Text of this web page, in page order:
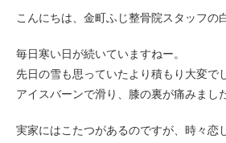
こんにちは、金町ふじ整骨院スタッフの
毎日寒い日が続いていますねー。
先日の雪も思っていたより積もり大変で
アイスバーンで滑り、膝の裏が痛みまし
実家にはこたつがあるのですが、時々恋